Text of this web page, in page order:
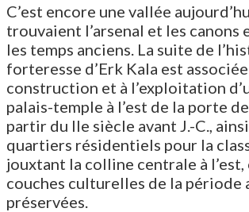
C’est encore une vallée
trouvaient l’arsenal et les canons
les temps anciens. La suite de
forteresse d’Erk Kala est associée
construction et à l’exploitation
palais-temple à l’est de la porte
partir du IIe siècle avant J.-C., ainsi
quartiers résidentiels pour la
jouxtant la colline centrale à l’est,
couches culturelles de la période
préservées.